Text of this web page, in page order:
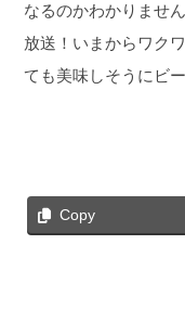
なるのかわかりませ
放送！いまからワク
ても美味しそうにビ
Copy